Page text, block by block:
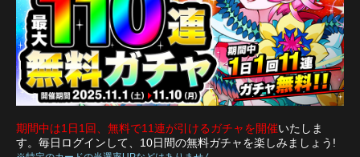
期間中は1日1回、無料で11連が引けるガチャを開催いたしま
す。毎日ログインして、10日間の無料ガチャを楽しみましょう!